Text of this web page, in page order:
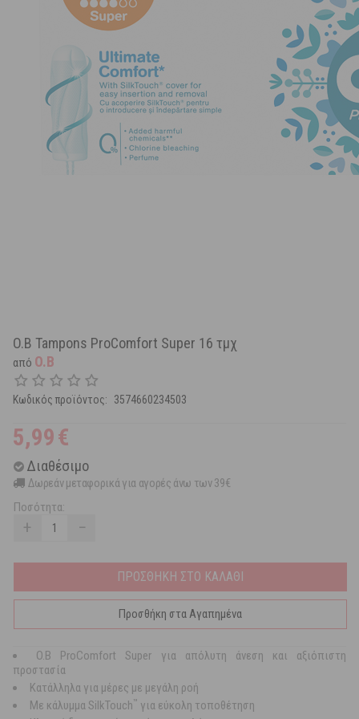
O.B Tampons ProComfort Super 16 τμχ
από O.B
Κωδικός προϊόντος: 3574660234503
5,99€
Διαθέσιμο
Δωρεάν μεταφορικά για αγορές άνω των 39€
Ποσότητα:
+ −
ΠΡΟΣΘΗΚΗ ΣΤΟ ΚΑΛΑΘΙ
Προσθήκη στα Αγαπημένα
O.Β ProComfort Super
για απόλυτη άνεση και αξιόπιστη
προστασία
Κατάλληλα για μέρες με μεγάλη ροή
Με κάλυμμα SilkTouch™ για εύκολη τοποθέτηση